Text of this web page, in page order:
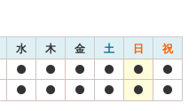
水 木 金 土 日 祝